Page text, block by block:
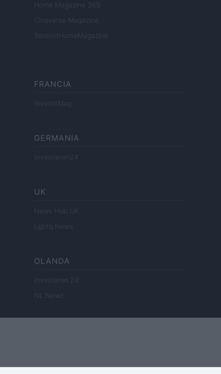
Home Magazine 365
Cineverse Magazine
SecondHomeMagazine
FRANCIA
InvestirMag
GERMANIA
Investieren24
UK
News Hub UK
Lgbtq News
OLANDA
Investeren 24
NL Newz